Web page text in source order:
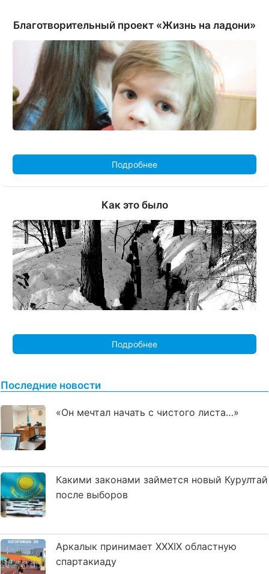
Благотворительный проект «Жизнь на ладони»
Подробнее
Как это было
Подробнее
Последние новости
«Он мечтал начать с чистого листа…»
Какими законами займется новый Курултай
после выборов
Аркалык принимает XXXIX областную
спартакиаду